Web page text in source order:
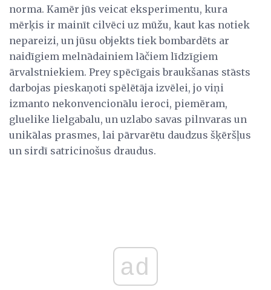
norma. Kamēr jūs veicat eksperimentu, kura
mērķis ir mainīt cilvēci uz mūžu, kaut kas notiek
nepareizi, un jūsu objekts tiek bombardēts ar
naidīgiem melnādainiem lāčiem līdzīgiem
ārvalstniekiem. Prey spēcīgais braukšanas stāsts
darbojas pieskaņoti spēlētāja izvēlei, jo viņi
izmanto nekonvencionālu ieroci, piemēram,
gluelike lielgabalu, un uzlabo savas pilnvaras un
unikālas prasmes, lai pārvarētu daudzus šķēršļus
un sirdī satricinošus draudus.
ad